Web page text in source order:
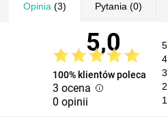
Opinia (3) Pytania (0)
5,0
100% klientów poleca
3 ocena
0 opinii
5
4
3
2
1